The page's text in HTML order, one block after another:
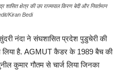
क्षेत्र की उप राज्यपाल किरण बेदी और निवर्तमान
Kiran Bedi
नंदा ने संघशासित प्रदेश पुडुचेरी की
लिया है. AGMUT कैडर के 1989 बैच की
कुमार गौतम से चार्ज लिया जिनका